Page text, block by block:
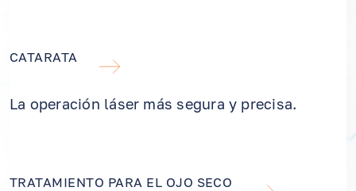
CATARATA
La operación láser más segura y precisa.
TRATAMIENTO PARA EL OJO SECO